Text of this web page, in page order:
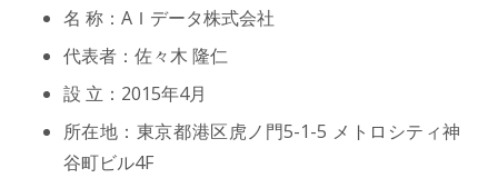
名 称：AＩデータ株式会社
代表者：佐々木 隆仁
設 立：2015年4月
所在地：東京都港区虎ノ門5-1-5 メトロシティ神
谷町ビル4F